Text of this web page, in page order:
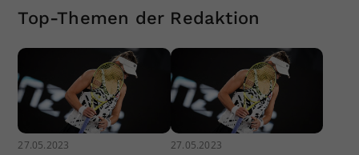
Top-Themen der Redaktion
27.05.2023 27.05.2023